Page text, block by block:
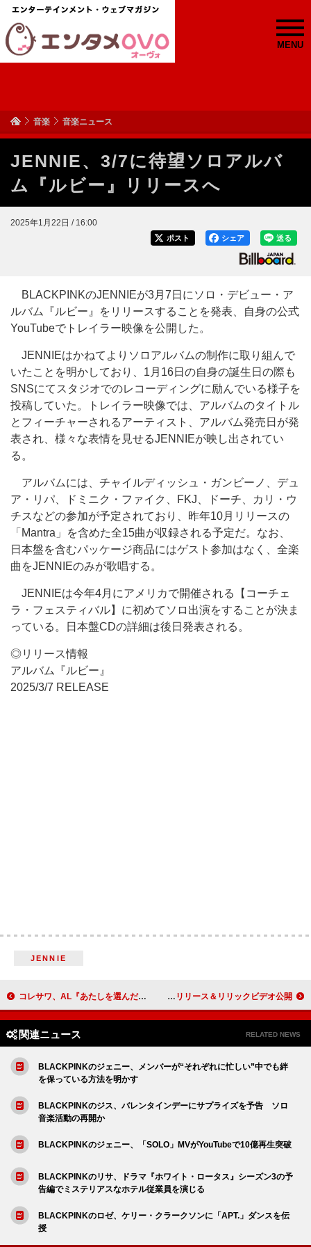
MENU
音楽 音楽ニュース
JENNIE、3/7に待望ソロアルバ
ム『ルビー』リリースへ
2025年1月22日 / 16:00
送る
シェア
ポスト
BLACKPINKのJENNIEが3月7日にソロ・デビュー・ア
ルバム『ルビー』をリリースすることを発表、自身の公式
YouTubeでトレイラー映像を公開した。
JENNIEはかねてよりソロアルバムの制作に取り組んで
いたことを明かしており、1月16日の自身の誕生日の際も
SNSにてスタジオでのレコーディングに励んでいる様子を
投稿していた。トレイラー映像では、アルバムのタイトル
とフィーチャーされるアーティスト、アルバム発売日が発
表され、様々な表情を見せるJENNIEが映し出されてい
る。
アルバムには、チャイルディッシュ・ガンビーノ、デュ
ア・リパ、ドミニク・ファイク、FKJ、ドーチ、カリ・ウ
チスなどの参加が予定されており、昨年10月リリースの
「Mantra」を含めた全15曲が収録される予定だ。なお、
日本盤を含むパッケージ商品にはゲスト参加はなく、全楽
曲をJENNIEのみが歌唱する。
JENNIEは今年4月にアメリカで開催される【コーチェ
ラ・フェスティバル】に初めてソロ出演をすることが決ま
っている。日本盤CDの詳細は後日発表される。
◎リリース情報
アルバム『ルビー』
2025/3/7 RELEASE
JENNIE
コレサワ、AL『あたしを選んだ君とあたしを選ばなかった君へ』収録内容＆ジャケット発表 mzsrz、新曲「偽証のガベル」リリース＆リリックビデオ公開
関連ニュース RELATED NEWS
BLACKPINKのジェニー、メンバーが“それぞれに忙しい”中でも絆
を保っている方法を明かす
BLACKPINKのジス、バレンタインデーにサプライズを予告 ソロ
音楽活動の再開か
BLACKPINKのジェニー、「SOLO」MVがYouTubeで10億再生突破
BLACKPINKのリサ、ドラマ『ホワイト・ロータス』シーズン3の予
告編でミステリアスなホテル従業員を演じる
BLACKPINKのロゼ、ケリー・クラークソンに「APT.」ダンスを伝
授